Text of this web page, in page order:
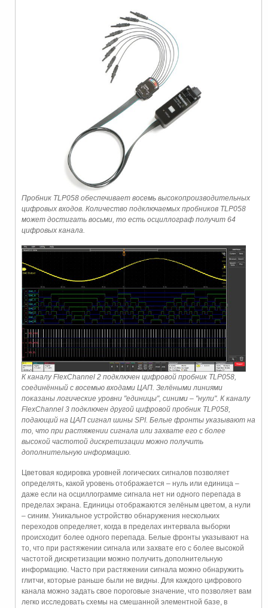
Пробник TLP058 обеспечивает восемь высокопроизводительных
цифровых входов. Количество подключаемых пробников TLP058
может достигать восьми, то есть осциллограф получит 64
цифровых канала.
К каналу FlexChannel 2 подключен цифровой пробник TLP058,
соединённый с восемью входами ЦАП. Зелёными линиями
показаны логические уровни "единицы", синими – "нули". К каналу
FlexChannel 3 подключен другой цифровой пробник TLP058,
подающий на ЦАП сигнал шины SPI. Белые фронты указывают на
то, что при растяжении сигнала или захвате его с более
высокой частотой дискретизации можно получить
дополнительную информацию.
Цветовая кодировка уровней логических сигналов позволяет
определять, какой уровень отображается – нуль или единица –
даже если на осциллограмме сигнала нет ни одного перепада в
пределах экрана. Единицы отображаются зелёным цветом, а нули
– синим. Уникальное устройство обнаружения нескольких
переходов определяет, когда в пределах интервала выборки
происходит более одного перепада. Белые фронты указывают на
то, что при растяжении сигнала или захвате его с более высокой
частотой дискретизации можно получить дополнительную
информацию. Часто при растяжении сигнала можно обнаружить
глитчи, которые раньше были не видны. Для каждого цифрового
канала можно задать свое пороговые значение, что позволяет вам
легко исследовать схемы на смешанной элементной базе, в